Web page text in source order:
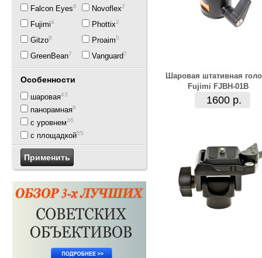
Falcon Eyes8
Fujimi4
Gitzo8
GreenBean7
Novoflex2
Phottix2
Proaim5
Vanguard7
Особенности
шаровая43
панорамная8
с уровнем36
с площадкой55
Шаровая штативная
Fujimi FJBH-01B
1600 р.